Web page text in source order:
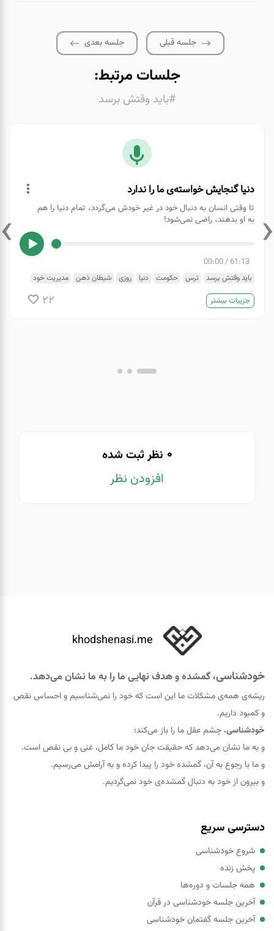
جلسه قبلی جلسه بعدی
جلسات مرتبط:
#باید وقتش برسد
دنیا گنجایش خواسته‌ی ما را ندارد
تا وقتی انسان به دنبال خود در غیر خودش می‌گردد، تمام دنیا را هم
به او بدهند، راضی نمی‌شود!
61:13
/
00:00
باید وقتش برسد ترس حکومت دنیا روزی شیطان ذهن
مدیریت خود
هدایت
جزییات بیشتر 22
‹
›
0 نظر ثبت شده
افزودن نظر
khodshenasi.me
خودشناسی، گمشده و هدف نهایی ما را به ما نشان می‌دهد.
ریشه‌ی همه‌ی مشکلات ما این است که خود را نمی‌شناسیم و احساس نقص
و کمبود داریم.
خودشناسی، چشم عقل ما را باز می‌کند؛
و به ما نشان می‌دهد که حقيقت جان خود ما کامل، غنی و بی نقص است.
و ما با رجوع به آن، گمشده خود را پيدا کرده و به آرامش می‌رسیم.
و بیرون از خود به دنبال گمشده‌ی خود نمی‌گردیم.
دسترسی سریع
شروع خودشناسی
پخش زنده
همه جلسات و دوره‌ها
آخرین جلسه خودشناسی در قرآن
آخرین جلسه گفتمان خودشناسی